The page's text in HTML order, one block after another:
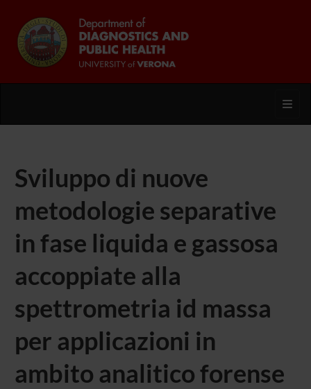
Sviluppo di nuove
metodologie separative
in fase liquida e gassosa
accoppiate alla
spettrometria id massa
per applicazioni in
ambito analitico forense